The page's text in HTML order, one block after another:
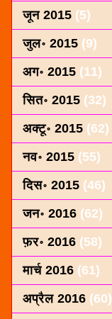
जून 2015 (5)
जुल॰ 2015 (9)
अग॰ 2015 (11)
सित॰ 2015 (32)
अक्टू॰ 2015 (62)
नव॰ 2015 (55)
दिस॰ 2015 (46)
जन॰ 2016 (62)
फ़र॰ 2016 (58)
मार्च 2016 (61)
अप्रैल 2016 (60)